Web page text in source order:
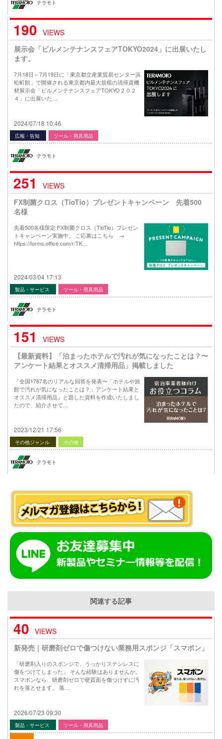
テラモト
190 VIEWS
展示会「ビルメンテナンスフェアTOKYO2024」に出展いたし
ます。
7月18日～7月19日に「東京都立産業貿易センター浜
松町館」で開催される東京都内最大規模の清掃資機
材展示会「ビルメンテナンスフェアTOKYO２０２
４」に出展いた…
2024/07/18 10:46
広報・告知 ツール・用具用品
テラモト
251
VIEWS
FX制菌クロス（TioTio）プレゼントキャンペーン 先着500
名様
先着500名様限定 FX制菌クロス（TioTio）プレゼン
トキャンペーン実施中。 ご応募はこちら →
https://forms.office.com/r/TK…
2024/03/04 17:13
製品・サービス ツール・用具用品
テラモト
151
VIEWS
【最新資料】「泊まったホテルで汚れが気になったことは？〜
アンケート結果とオススメ清掃用品」掲載しました
『全国1787名のリアルな回答を発表〜「ホテルや旅
館で汚れが気になったことは？」アンケート結果と
オススメ清掃用品』と題した資料を作成いたしまし
たので、紹介させて…
2023/12/21 17:56
その他ジャンル その他
テラモト
関連する記事
40 VIEWS
新発売｜研磨剤ゼロで傷つけない業務用スポンジ「スマポン」
「研磨剤入りのスポンジで、うっかりステンレスに
傷をつけてしまった」 そんな経験はありませんか。
スマポンなら、研磨剤ゼロで硬質面を傷つけずに汚
れを落とせます。 落…
2026/07/23 09:30
製品・サービス ツール・用具用品